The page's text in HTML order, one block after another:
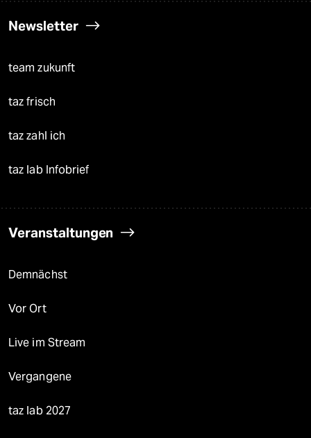
Newsletter
team zukunft
taz frisch
taz zahl ich
taz lab Infobrief
Veranstaltungen
Demnächst
Vor Ort
Live im Stream
Vergangene
taz lab 2027